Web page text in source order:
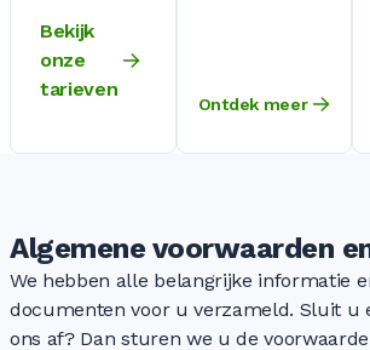
Bekijk
onze
tarieven
Ontdek meer
Algemene voorwaarden
We hebben alle belangrijke informatie
documenten voor u verzameld. Sluit u
ons af? Dan sturen we u de